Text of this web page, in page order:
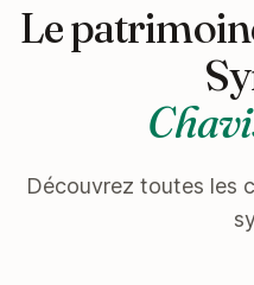
Le
Découvrez toutes les